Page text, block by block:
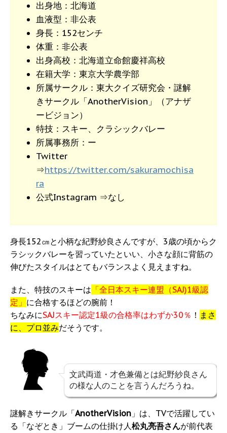
出身地：北海道
血液型：非公表
身長：152センチ
体重：非公表
出身高校：北海道立命館慶祥高校
在籍大学：東京大学農学部
所属サークル：東大クイズ研究会・謎解
きサークル「AnotherVision」（アナザ
ービジョン）
特技：スキー、クラシックバレー
所属事務所：ー
Twitter
⇒https://twitter.com/sakuramochisa
ra
公式Instagram ⇒なし
身長152㎝と小柄な紀野紗良さんですが、3歳の頃からク
ラシックバレーを習っていたといい、小さな顔に背筋の
伸びたスタイルはとてもバランスよく見えますね。
また、特技のスキーは 「全日本スキー連盟（SAJ)1級認
定」 に合格するほどの腕前！
ちなみにSAJスキー認定1級の合格率はわずか30％ ！ まさ
に、プロ並みだそうです。
文武両道・才色兼備とは紀野紗良さん
の様な人のことを言うんだろうね。
謎解きサークル「AnotherVision 」は、TVで活躍してい
る「なぞとき」ブームの仕掛け人松丸亮吾さんが前代表